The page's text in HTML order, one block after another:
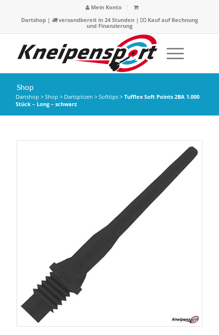
Mein Konto
Dartshop| versandbereit in 24 Stunden |
Kauf auf Rechnung
und Finanzierung
Shop
Dartshop > Shop > Dartspitzen > Softtips> Tufflex Soft Points 2BA 1.000
Stück – Long – schwarz